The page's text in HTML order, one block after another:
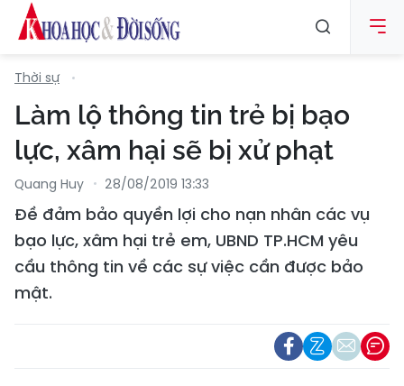
Thời sự
Làm lộ thông tin trẻ bị bạo
lực, xâm hại sẽ bị xử phạt
Quang Huy 28/08/2019 13:33
Đề đảm bảo quyền lợi cho nạn nhân các vụ
bạo lực, xâm hại trẻ em, UBND TP.HCM yêu
cầu thông tin về các sự việc cần được bảo
mật.